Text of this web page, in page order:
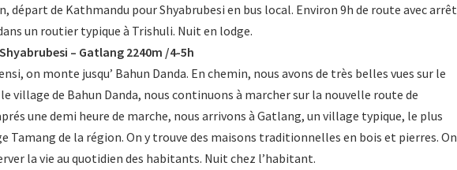
départ de Kathmandu pour Shyabrubesi en bus local. Environ 9h de route avec arrêt
un routier typique à Trishuli. Nuit en lodge.
– Gatlang 2240m /4-5h
on monte jusqu’ Bahun Danda. En chemin, nous avons de très belles vues sur le
village de Bahun Danda, nous continuons à marcher sur la nouvelle route de
une demi heure de marche, nous arrivons à Gatlang, un village typique, le plus
Tamang de la région. On y trouve des maisons traditionnelles en bois et pierres. On
la vie au quotidien des habitants. Nuit chez l’habitant.